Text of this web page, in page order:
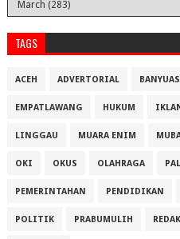
TAGS
ACEH ADVERTORIAL
EMPATLAWANG HUKUM
LINGGAU MUARA ENIM
OKI OKUS OLAHRAGA
PEMERINTAHAN PENDIDIKAN
POLITIK PRABUMULIH